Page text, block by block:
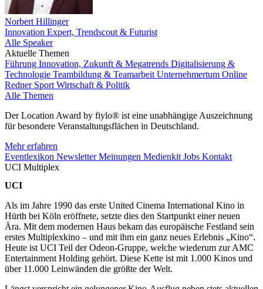
Norbert Hillinger
Innovation Expert, Trendscout & Futurist
Alle Speaker
Aktuelle Themen
Führung Innovation, Zukunft & Megatrends Digitalisierung &
Technologie Teambildung & Teamarbeit Unternehmertum Online
Redner Sport Wirtschaft & Politik
Alle Themen
Der Location Award by fiylo® ist eine unabhängige Auszeichnung
für besondere Veranstaltungsflächen in Deutschland.
Mehr erfahren
Eventlexikon NewsletterMeinungen Medienkit Jobs Kontakt
UCI Multiplex
UCI
Als im Jahre 1990 das erste United Cinema International Kino in
Hürth bei Köln eröffnete, setzte dies den Startpunkt einer neuen
Ära. Mit dem modernen Haus bekam das europäische Festland sein
erstes Multiplexkino – und mit ihm ein ganz neues Erlebnis „Kino“.
Heute ist UCI Teil der Odeon-Gruppe, welche wiederum zur AMC
Entertainment Holding gehört. Diese Kette ist mit 1.000 Kinos und
über 11.000 Leinwänden die größte der Welt.